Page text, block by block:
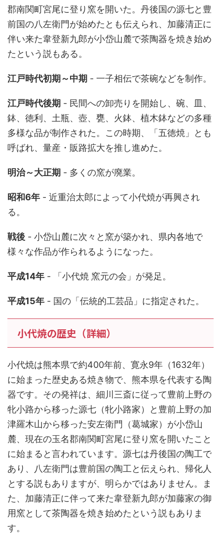
郡南関町宮尾に登り窯を開いた。丹後国の源七と豊
前国の八左衛門が始めたとも伝えられ、加藤清正に
伴い来た韋登新九郎が小岱山麓で茶陶器を焼き始め
たという説もある。
江戸時代初期～中期 - 一子相伝で茶碗などを制作。
江戸時代後期 - 民間への卸売りを開始し、碗、皿、
鉢、徳利、土瓶、壺、甕、火鉢、植木鉢などの多種
多様な品が制作された。この時期、「五徳焼」とも
呼ばれ、量産・販路拡大を推し進めた。
明治～大正期 - 多くの窯が廃業。
昭和6年 - 近重治太郎によって小代焼が再興され
る。
戦後 - 小岱山麓に次々と窯が築かれ、県内各地で
様々な作品が作られるようになった。
平成14年 - 「小代焼 窯元の会」が発足。
平成15年 - 国の「伝統的工芸品」に指定された。
小代焼の歴史（詳細）
小代焼は熊本県で約400年前、寛永9年（1632年）
に始まった歴史ある焼き物で、熊本県を代表する陶
器です。その発祥は、細川三斎に従って豊前上野の
牝小路から移った源七（牝小路家）と豊前上野の加
津羅木山から移った安左衛門（葛城家）が小岱山
麓、現在の玉名郡南関町宮尾に登り窯を開いたこと
に始まると言われています。源七は丹後国の陶工で
あり、八左衛門は豊前国の陶工と伝えられ、帰化人
とする説もありますが、明らかではありません。ま
た、加藤清正に伴って来た韋登新九郎が加藤家の御
用窯として茶陶器を焼き始めたという説もありま
す。